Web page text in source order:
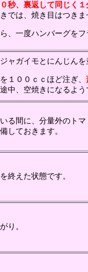
秒、裏返して同じく
では、焼き目はつき
、一度ハンバーグを
ャガイモとにんじん
１００ｃｃほど注ぎ、
中、空焼きになるよ
る間に、分量外のト
しておきます。
終えた状態です。
り。